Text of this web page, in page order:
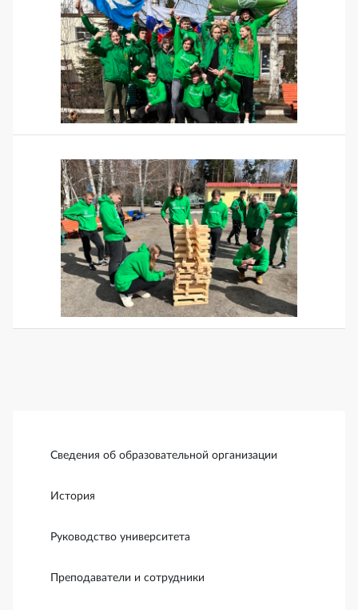
Сведения об образовательной организации
История
Руководство университета
Преподаватели и сотрудники